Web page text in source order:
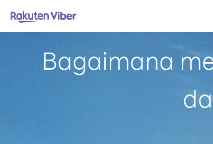
Bagaimana